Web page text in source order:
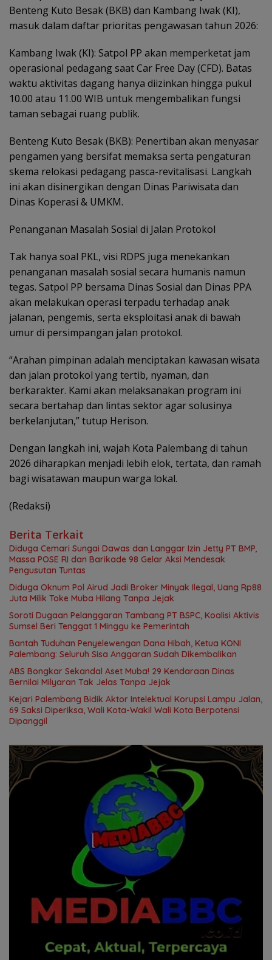
Benteng Kuto Besak (BKB) dan Kambang Iwak (KI),
masuk dalam daftar prioritas pengawasan tahun 2026:
Kambang Iwak (KI): Satpol PP akan memperketat jam
operasional pedagang saat Car Free Day (CFD). Batas
waktu aktivitas dagang hanya diizinkan hingga pukul
10.00 atau 11.00 WIB untuk mengembalikan fungsi
taman sebagai ruang publik.
Benteng Kuto Besak (BKB): Penertiban akan menyasar
pengamen yang bersifat memaksa serta pengaturan
skema relokasi pedagang pasca-revitalisasi. Langkah
ini akan disinergikan dengan Dinas Pariwisata dan
Dinas Koperasi & UMKM.
Penanganan Masalah Sosial di Jalan Protokol
Tak hanya soal PKL, visi RDPS juga menekankan
penanganan masalah sosial secara humanis namun
tegas. Satpol PP bersama Dinas Sosial dan Dinas PPA
akan melakukan operasi terpadu terhadap anak
jalanan, pengemis, serta eksploitasi anak di bawah
umur di persimpangan jalan protokol.
“Arahan pimpinan adalah menciptakan kawasan wisata
dan jalan protokol yang tertib, nyaman, dan
berkarakter. Kami akan melaksanakan program ini
secara bertahap dan lintas sektor agar solusinya
berkelanjutan,” tutup Herison.
Dengan langkah ini, wajah Kota Palembang di tahun
2026 diharapkan menjadi lebih elok, tertata, dan ramah
bagi wisatawan maupun warga lokal.
(Redaksi)
Berita Terkait
Diduga Cemari Sungai Dawas dan Langgar Izin Jetty PT BMP,
Massa POSE RI dan Barikade 98 Gelar Aksi Mendesak
Pengusutan Tuntas
Diduga Oknum Pol Airud Jadi Broker Minyak Ilegal, Uang Rp88
Juta Milik Toke Muba Hilang Tanpa Jejak
Soroti Dugaan Pelanggaran Tambang PT BSPC, Koalisi Aktivis
Sumsel Beri Tenggat 1 Minggu ke Pemerintah
Bantah Tuduhan Penyelewengan Dana Hibah, Ketua KONI
Palembang: Seluruh Sisa Anggaran Sudah Dikembalikan
ABS Bongkar Sekandal Aset Muba! 29 Kendaraan Dinas
Bernilai Milyaran Tak Jelas Tanpa Jejak
Kejari Palembang Bidik Aktor Intelektual Korupsi Lampu Jalan,
69 Saksi Diperiksa, Wali Kota-Wakil Wali Kota Berpotensi
Dipanggil